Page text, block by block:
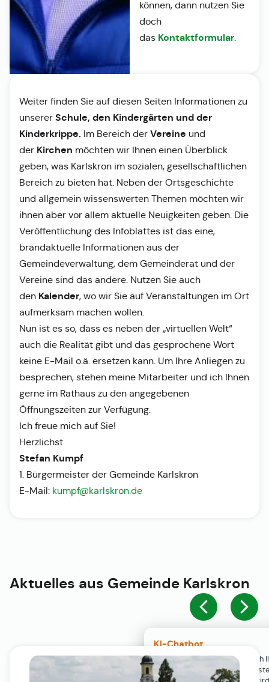
KI-Chatbot
Der KI-Chatbot steht erst nach
Einwilligung in den Cookie-
können, dann nutzen Sie
doch
das Kontaktformular.
Weiter finden Sie auf diesen Seiten Informationen zu
unserer Schule, den Kindergärten und der
Kinderkrippe. Im Bereich der Vereine und
der Kirchen möchten wir Ihnen einen Überblick
geben, was Karlskron im sozialen, gesellschaftlichen
Bereich zu bieten hat. Neben der Ortsgeschichte
und allgemein wissenswerten Themen möchten wir
ihnen aber vor allem aktuelle Neuigkeiten geben. Die
Veröffentlichung des Infoblattes ist das eine,
brandaktuelle Informationen aus der
Gemeindeverwaltung, dem Gemeinderat und der
Vereine sind das andere. Nutzen Sie auch
den Kalender, wo wir Sie auf Veranstaltungen im Ort
aufmerksam machen wollen.
Nun ist es so, dass es neben der „virtuellen Welt“
auch die Realität gibt und das gesprochene Wort
keine E-Mail o.ä. ersetzen kann. Um Ihre Anliegen zu
besprechen, stehen meine Mitarbeiter und ich Ihnen
gerne im Rathaus zu den angegebenen
Öffnungszeiten zur Verfügung.
Ich freue mich auf Sie!
Herzlichst
Stefan Kumpf
1. Bürgermeister der Gemeinde Karlskron
E-Mail: kumpf@karlskron.de
Aktuelles aus Gemeinde Karlskron